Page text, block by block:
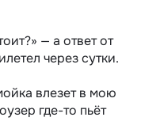
— а ответ от
через сутки.
влезет в мою
где-то пьёт